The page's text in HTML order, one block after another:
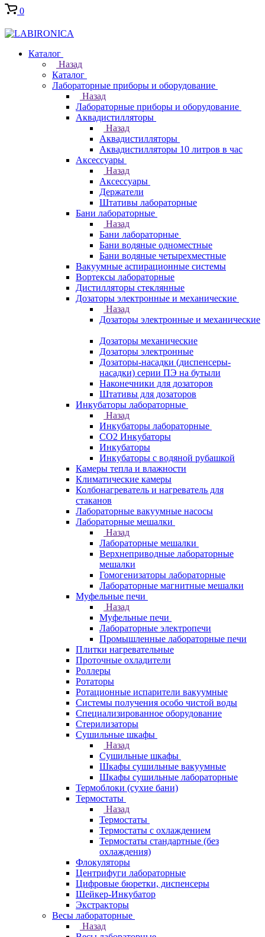
0
Каталог
Назад
Каталог
Лабораторные приборы и оборудование
Назад
Лабораторные приборы и оборудование
Аквадистилляторы
Назад
Аквадистилляторы
Аквадистилляторы 10 литров в час
Аксессуары
Назад
Аксессуары
Держатели
Штативы лабораторные
Бани лабораторные
Назад
Бани лабораторные
Бани водяные одноместные
Бани водяные четырехместные
Вакуумные аспирационные системы
Вортексы лабораторные
Дистилляторы стеклянные
Дозаторы электронные и механические
Назад
Дозаторы электронные и механические
Дозаторы механические
Дозаторы электронные
Дозаторы-насадки (диспенсеры-
насадки) серии ПЭ на бутыли
Наконечники для дозаторов
Штативы для дозаторов
Инкубаторы лабораторные
Назад
Инкубаторы лабораторные
CO2 Инкубаторы
Инкубаторы
Инкубаторы с водяной рубашкой
Камеры тепла и влажности
Климатические камеры
Колбонагреватель и нагреватель для
стаканов
Лабораторные вакуумные насосы
Лабораторные мешалки
Назад
Лабораторные мешалки
Верхнеприводные лабораторные
мешалки
Гомогенизаторы лабораторные
Лабораторные магнитные мешалки
Муфельные печи
Назад
Муфельные печи
Лабораторные электропечи
Промышленные лабораторные печи
Плитки нагревательные
Проточные охладители
Роллеры
Ротаторы
Ротационные испарители вакуумные
Системы получения особо чистой воды
Специализированное оборудование
Стерилизаторы
Сушильные шкафы
Назад
Сушильные шкафы
Шкафы сушильные вакуумные
Шкафы сушильные лабораторные
Термоблоки (сухие бани)
Термостаты
Назад
Термостаты
Термостаты с охлаждением
Термостаты стандартные (без
охлаждения)
Флокуляторы
Центрифуги лабораторные
Цифровые бюретки, диспенсеры
Шейкер-Инкубатор
Экстракторы
Весы лабораторные
Назад